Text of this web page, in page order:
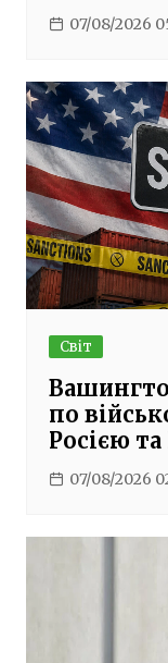
07/08/2026
Світ
по
Росією
07/08/2026